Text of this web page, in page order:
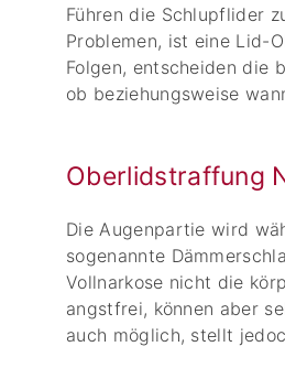
Führen die Schlupflider
Problemen, ist eine Lid-
Folgen, entscheiden die
ob beziehungsweise
Oberlidstraffung
Die Augenpartie wird
sogenannte
Vollnarkose nicht die
angstfrei, können aber
auch möglich, stellt